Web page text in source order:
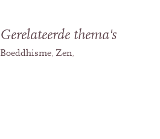
Gerelateerde thema's
Boeddhisme Zen